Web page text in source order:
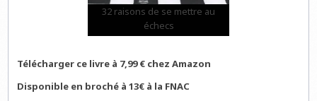
32 raisons de se mettre au
échecs
Télécharger ce livre à 7,99 € chez Amazon
Disponible en broché à 13€ à la FNAC